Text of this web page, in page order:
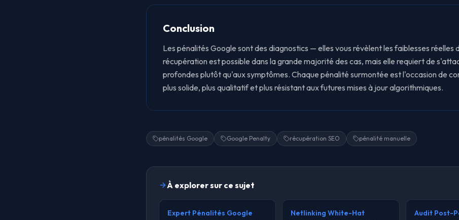
Conclusion
Les pénalités Google sont des diagnostics — elles vous révèlent les faiblesses réelles
récupération est possible dans la grande majorité des cas, mais elle requiert de
profondes plutôt qu'aux symptômes. Chaque pénalité surmontée est l'occasion de
plus solide, plus qualitatif et plus résistant aux futures mises à jour algorithmiques.
pénalités Google Google Penalty récupération SEO pénalité manuelle
À explorer sur ce sujet
Expert Pénalités Google Netlinking White-Hat Audit Post-